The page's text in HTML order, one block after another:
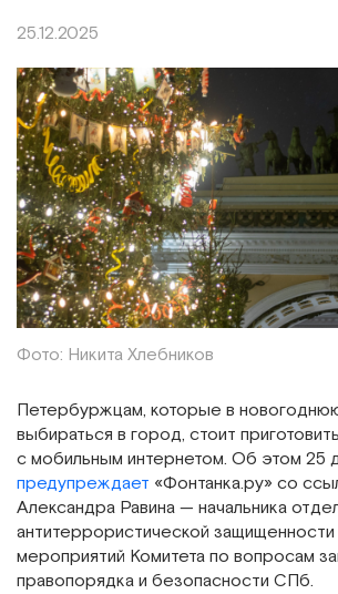
25.12.2025
Фото: Никита Хлебников
Петербуржцам, которые в
выбираться в город, стоит
с мобильным интернетом. Об этом 25
предупреждает «Фонтанка.ру» со
Александра Равина — начальника
антитеррористической
мероприятий Комитета по вопросам
правопорядка и безопасности СПб.